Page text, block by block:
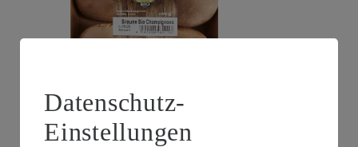
Angebot:EDEKA Herzstücke Nektarinen oder
Pfirsiche
Datenschutz-
Einstellungen